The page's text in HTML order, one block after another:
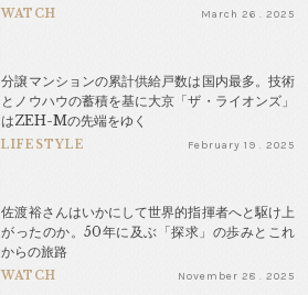
WATCH March 26 . 2025
分譲マンションの累計供給戸数は国内最多。技術
とノウハウの蓄積を基に大京「ザ・ライオンズ」
はZEH-Mの先端をゆく
LIFESTYLE February 19 . 2025
佐渡裕さんはいかにして世界的指揮者へと駆け上
がったのか。50年に及ぶ「探求」の歩みとこれ
からの旅路
WATCH November 28 . 2025